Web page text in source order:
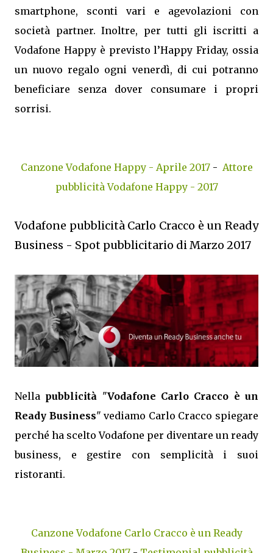
smartphone, sconti vari e agevolazioni con
società partner. Inoltre, per tutti gli iscritti a
Vodafone Happy è previsto l’Happy Friday, ossia
un nuovo regalo ogni venerdì, di cui potranno
beneficiare senza dover consumare i propri
sorrisi.
Canzone Vodafone Happy - Aprile 2017- Attore
pubblicità Vodafone Happy - 2017
Vodafone pubblicità Carlo Cracco è un Ready
Business - Spot pubblicitario di Marzo 2017
Nella pubblicità "Vodafone Carlo Cracco è un
Ready Business" vediamo Carlo Cracco spiegare
perché ha scelto Vodafone per diventare un ready
business, e gestire con semplicità i suoi
ristoranti.
Canzone Vodafone Carlo Cracco è un Ready